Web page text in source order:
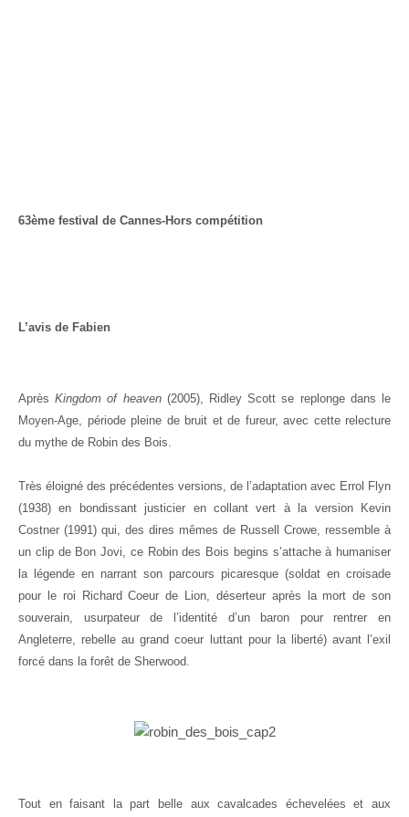
63ème festival de Cannes-Hors compétition
L’avis de Fabien
AprèsKingdom of heaven (2005), Ridley Scott se replonge dans le
Moyen-Age, période pleine de bruit et de fureur, avec cette relecture
du mythe de Robin des Bois.
Très éloigné des précédentes versions, de l’adaptation avec Errol Flyn
(1938) en bondissant justicier en collant vert à la version Kevin
Costner (1991) qui, des dires mêmes de Russell Crowe, ressemble à
un clip de Bon Jovi, ce Robin des Bois begins s’attache à humaniser
la légende en narrant son parcours picaresque (soldat en croisade
pour le roi Richard Coeur de Lion, déserteur après la mort de son
souverain, usurpateur de l’identité d’un baron pour rentrer en
Angleterre, rebelle au grand coeur luttant pour la liberté) avant l’exil
forcé dans la forêt de Sherwood.
Tout en faisant la part belle aux cavalcades échevelées et aux